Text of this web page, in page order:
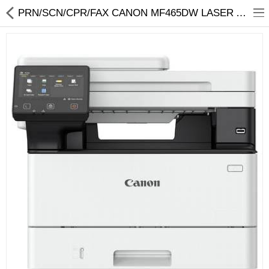
Noutbuk
Monobloklar
PRN/SCN/CPR/FAX CANON MF465DW LASER A4 B/W ADF WIFI | Ýyndam Tehnika Dünýäsi